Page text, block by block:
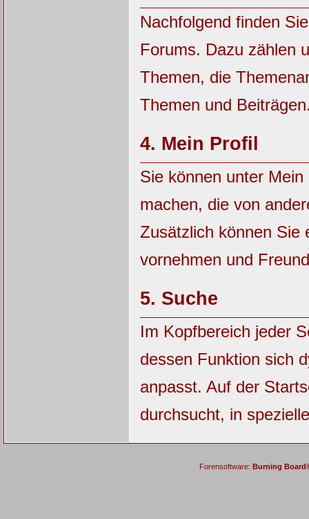
Nachfolgend finden
Forums. Dazu zählen
Themen, die
Themen und
4. Mein Profil
Sie können unter
machen, die von
Zusätzlich können Sie
vornehmen und
5. Suche
Im Kopfbereich jeder
dessen Funktion sich
anpasst. Auf der
durchsucht, in
Forensoftware: Burning